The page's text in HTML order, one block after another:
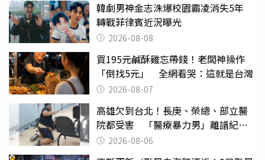
韓劇男神金志洙爆校園霸凌消失5年
轉戰菲律賓近況曝光
2026-08-08
買195元鹹酥雞忘帶錢！老闆神操作
「倒找5元」 全網看哭：這就是台灣
2026-08-07
高雄欠到台北！長庚、榮總、部立醫
院都受害 「醫療暴力男」離譜紀錄
曝光2026-08-06